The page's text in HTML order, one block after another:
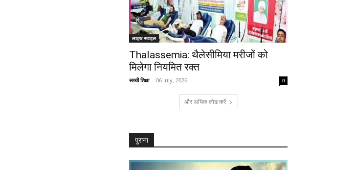
लाइफ स्टाइल
Thalassemia: थैलेसीमिया मरीजों को
मिलेगा नियमित रक्त
सच्ची शिक्षा - 06 July, 2026 0
और अधिक लोड करें
पुराना